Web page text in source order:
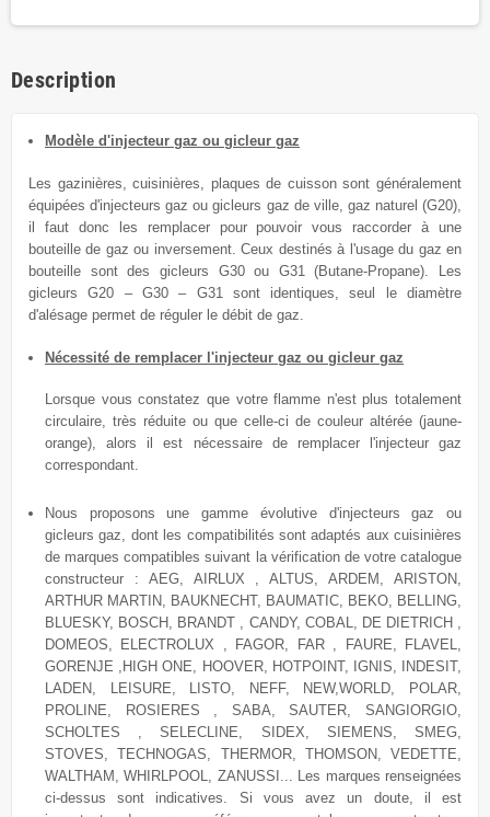
Description
Modèle d'injecteur gaz ou gicleur gaz
Les gazinières, cuisinières, plaques de cuisson sont généralement
équipées d'injecteurs gaz ou gicleurs gaz deville, gaz naturel (G20),
il faut donc les remplacer pourpouvoir vous raccorder à une
bouteille de gaz ou inversement. Ceux destinés à l'usage du gaz en
bouteille sont des gicleurs G30 ou G31 (Butane-Propane). Les
gicleurs G20 – G30 – G31 sont identiques, seul le diamètre
d'alésage permet de réguler le débit de gaz.
Nécessité de remplacer l'injecteur gaz ou gicleur gaz
Lorsque vous constatez que votre flamme n'est plus totalement
circulaire, très réduite ou que celle-ci de couleur altérée (jaune-
orange), alors il est nécessaire de remplacer l'injecteur gaz
correspondant.
Nous proposons une gamme évolutive d'injecteurs gaz ou
gicleurs gaz, dont les compatibilités sont adaptés aux cuisinières
de marques compatibles suivant la vérification de votre catalogue
constructeur : AEG, AIRLUX , ALTUS, ARDEM, ARISTON,
ARTHUR MARTIN, BAUKNECHT, BAUMATIC, BEKO, BELLING,
BLUESKY, BOSCH, BRANDT , CANDY, COBAL, DE DIETRICH ,
DOMEOS, ELECTROLUX , FAGOR, FAR , FAURE, FLAVEL,
GORENJE ,HIGH ONE, HOOVER, HOTPOINT, IGNIS, INDESIT,
LADEN, LEISURE, LISTO, NEFF, NEW,WORLD, POLAR,
PROLINE, ROSIERES , SABA, SAUTER, SANGIORGIO,
SCHOLTES , SELECLINE, SIDEX, SIEMENS, SMEG,
STOVES, TECHNOGAS, THERMOR, THOMSON, VEDETTE,
WALTHAM, WHIRLPOOL, ZANUSSI... Les marques renseignées
ci-dessus sont indicatives. Si vous avez un doute, il est